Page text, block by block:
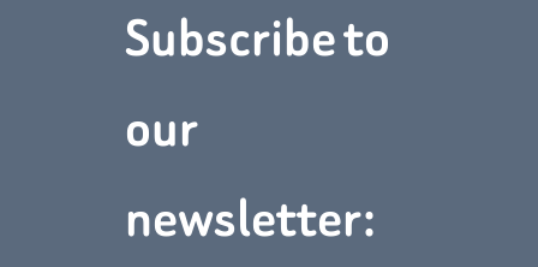
(902) 368‑1895
Subscribe to
our
newsletter: